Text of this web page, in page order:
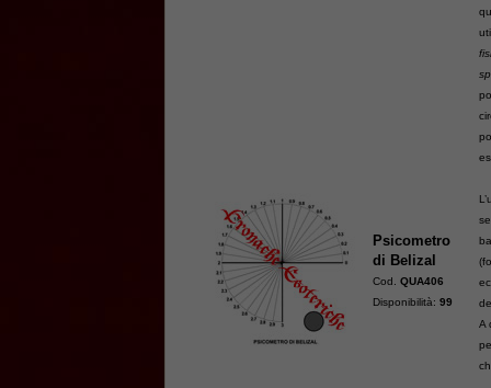
Psicometro
di Belizal
Cod.QUA406
Disponibilità:99
A